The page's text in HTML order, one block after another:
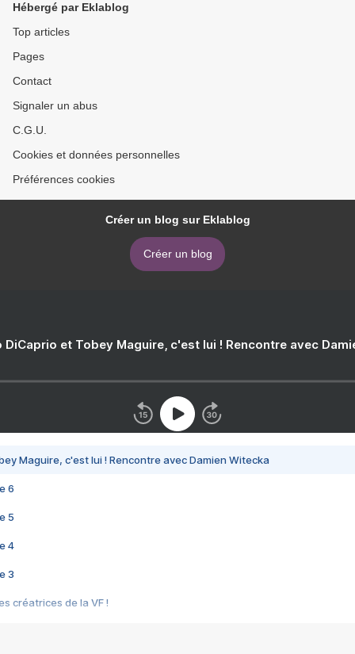
Hébergé par Eklablog
Top articles
Pages
Contact
Signaler un abus
C.G.U.
Cookies et données personnelles
Préférences cookies
Créer un blog sur Eklablog
Créer un blog
DiCaprio et Tobey Maguire, c'est lui ! Rencontre avec
Maguire, c'est lui ! Rencontre avec Damien Witecka
6
5
4
3
créatrices de la VF !